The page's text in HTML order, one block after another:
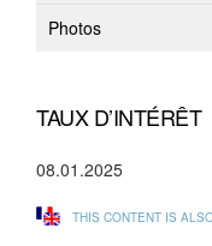
Photos
TAUX D’INTÉRÊT
08.01.2025
THIS CONTENT IS